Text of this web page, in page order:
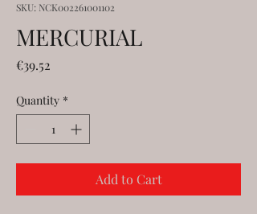
SKU: NCK002261001102
MERCURIAL
€39.52
Quantity *
Add to Cart